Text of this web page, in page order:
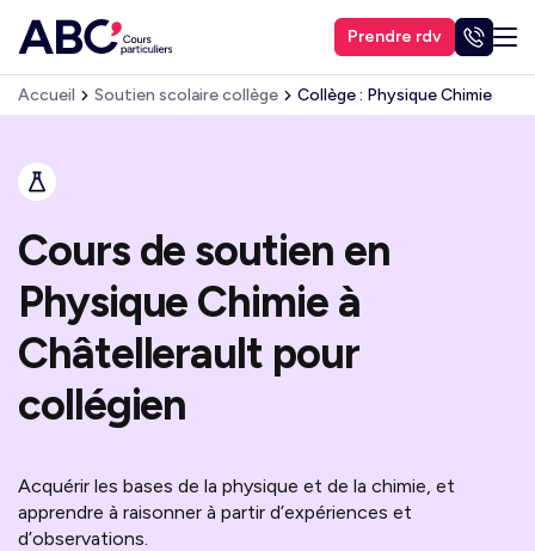
Prendre rdv
Accueil Soutien scolaire collège Collège : Physique Chimie
Cours de soutien en
Physique Chimie à
Châtellerault pour
collégien
Acquérir les bases de la physique et de la chimie, et
apprendre à raisonner à partir d’expériences et
d’observations.